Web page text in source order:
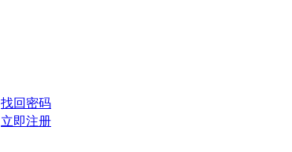
找回密码
立即注册